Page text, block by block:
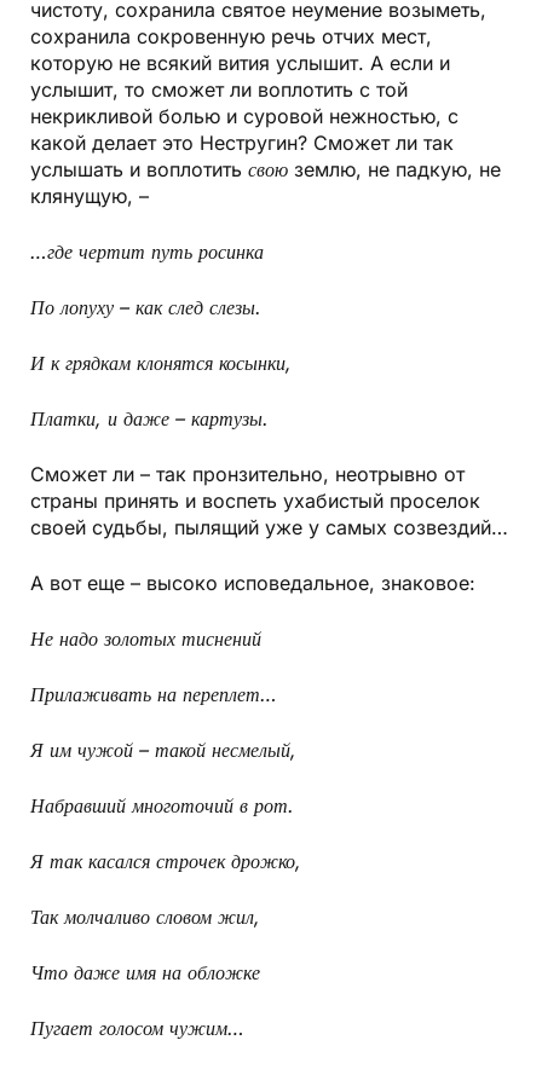
чистоту, сохранила святое неумение возыметь,
сохранила сокровенную речь отчих мест,
которую не всякий вития услышит. А если и
услышит, то сможет ли воплотить с той
некрикливой болью и суровой нежностью, с
какой делает это Нестругин? Сможет ли так
услышать и воплотить свою землю, не падкую, не
клянущую, –
…где чертит путь росинка
По лопуху – как след слезы.
И к грядкам клонятся косынки,
Платки, и даже – картузы.
Сможет ли – так пронзительно, неотрывно от
страны принять и воспеть ухабистый проселок
своей судьбы, пылящий уже у самых созвездий…
А вот еще – высоко исповедальное, знаковое:
Не надо золотых тиснений
Прилаживать на переплет…
Я им чужой – такой несмелый,
Набравший многоточий в рот.
Я так касался строчек дрожко,
Так молчаливо словом жил,
Что даже имя на обложке
Пугает голосом чужим…